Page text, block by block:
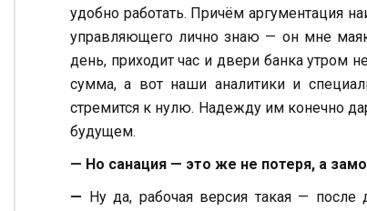
удобно работать. Причём аргументация
управляющего лично знаю — он мне
день, приходит час и двери банка утром
сумма, а вот наши аналитики и
стремится к нулю. Надежду им конечно
будущем.
— Но санация — это же не потеря, а
— Ну да, рабочая версия такая — после